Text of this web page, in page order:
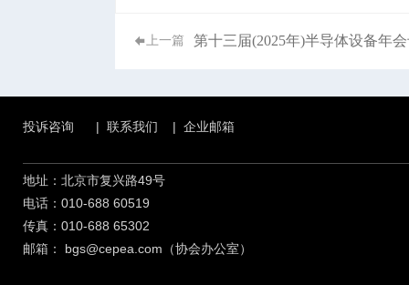
上一篇 第十三届(2025年)半导体设备年
地址：北京市复兴路49号
电话：010-688 60519
传真：010-688 65302
邮箱：
bgs@cepea.com（协会办公室）
投诉咨询 | 联系我们 | 企业邮箱